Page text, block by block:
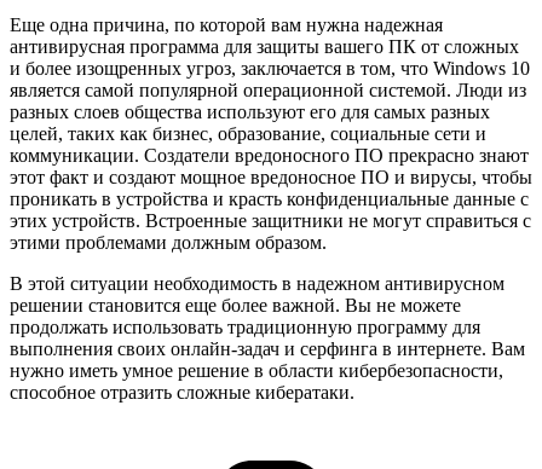
Еще одна причина, по которой вам нужна надежная
антивирусная программа для защиты вашего ПК от сложных
и более изощренных угроз, заключается в том, что Windows 10
является самой популярной операционной системой. Люди из
разных слоев общества используют его для самых разных
целей, таких как бизнес, образование, социальные сети и
коммуникации. Создатели вредоносного ПО прекрасно знают
этот факт и создают мощное вредоносное ПО и вирусы, чтобы
проникать в устройства и красть конфиденциальные данные с
этих устройств. Встроенные защитники не могут справиться с
этими проблемами должным образом.
В этой ситуации необходимость в надежном антивирусном
решении становится еще более важной. Вы не можете
продолжать использовать традиционную программу для
выполнения своих онлайн-задач и серфинга в интернете. Вам
нужно иметь умное решение в области кибербезопасности,
способное отразить сложные кибератаки.